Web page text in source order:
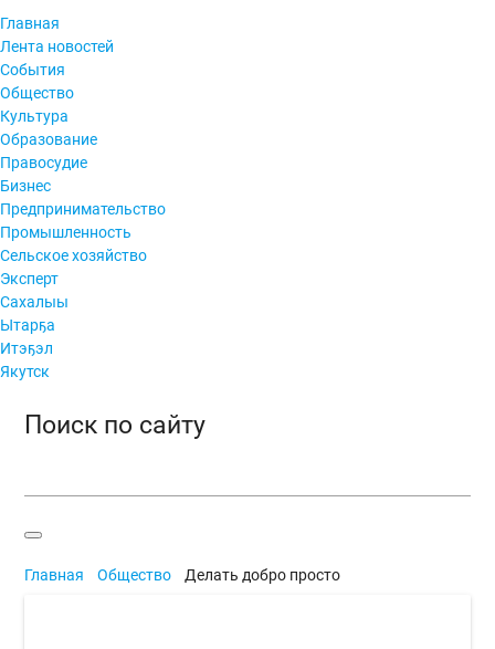
Главная
Лента новостей
События
Общество
Культура
Образование
Правосудие
Бизнес
Предпринимательство
Промышленность
Сельское хозяйство
Эксперт
Сахалыы
Ытарҕа
Итэҕэл
Якутск
Поиск по сайту
Главная Общество Делать добро просто